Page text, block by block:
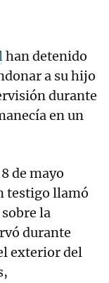
han detenido
a su hijo
durante
en un
de mayo
testigo llamó
la
durante
exterior del